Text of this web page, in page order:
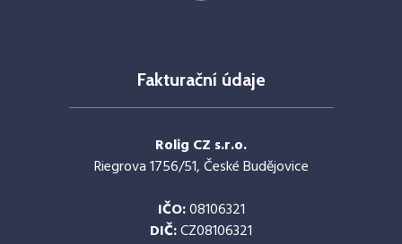
Fakturační údaje
Rolig CZ s.r.o.
Riegrova 1756/51, České Budějovice
IČO:08106321
DIČ:CZ08106321